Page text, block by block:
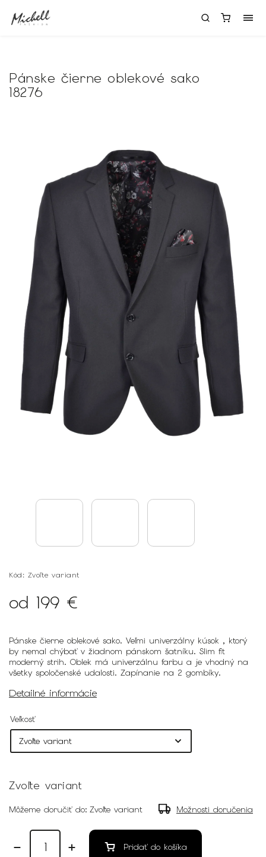
Pánske čierne oblekové sako
18276
Kód: Zvoľte variant
od 199 €
Pánske čierne oblekové sako. Veľmi univerzálny kúsok , ktorý
by nemal chýbať v žiadnom pánskom šatníku. Slim fit
moderný strih. Oblek má univerzálnu farbu a je vhodný na
všetky spoločenské udalosti. Zapínanie na 2 gombíky.
Detailné informácie
Veľkosť
Zvoľte variant
Môžeme doručiť do: Zvoľte variant Možnosti doručenia
Pridať do košíka